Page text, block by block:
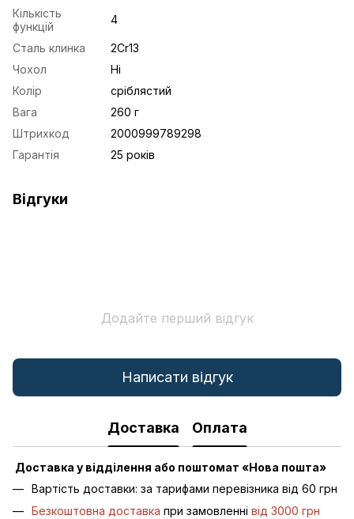
Кількість
функцій
4
Сталь клинка
2Cr13
Чохол
Ні
Колір
сріблястий
Вага
260 г
Штрихкод
2000999789298
Гарантія
25 років
Відгуки
Додайте перший відгук
Написати відгук
Доставка Оплата
Доставка у відділення або поштомат «Нова пошта»
Вартість доставки: за тарифами перевізника від 60 грн
Безкоштовна доставка при замовленні від 3000 грн